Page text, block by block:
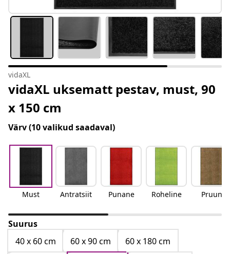
vidaXL
vidaXL uksematt pestav, must, 90
x 150 cm
Värv(10 valikud saadaval)
Must Antratsiit Punane Roheline Pruun
Suurus
40 x 60 cm
60 x 90 cm
60 x 180 cm